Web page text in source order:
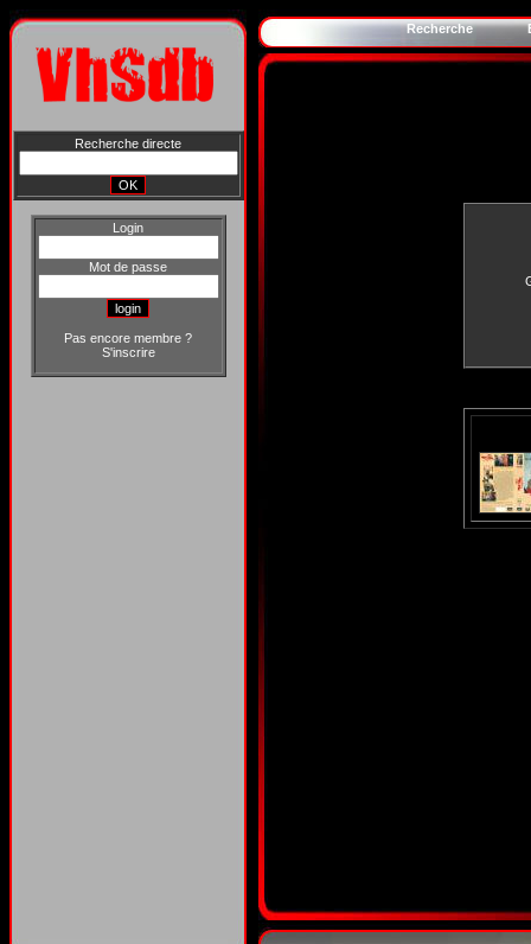
Recherche directe
Login
Mot de passe
Pas encore membre ?
S'inscrire
Recherche